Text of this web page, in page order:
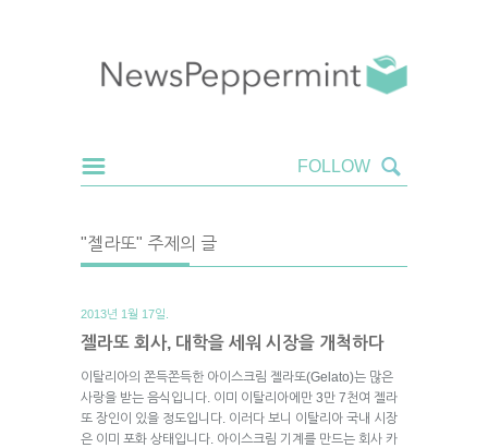
"젤라또" 주제의 글
2013년 1월 17일.
젤라또 회사, 대학을 세워 시장을 개척하다
이탈리아의 쫀득쫀득한 아이스크림 젤라또(Gelato)는 많은
사랑을 받는 음식입니다. 이미 이탈리아에만 3만 7천여 젤라
또 장인이 있을 정도입니다. 이러다 보니 이탈리아 국내 시장
은 이미 포화 상태입니다. 아이스크림 기계를 만드는 회사 카